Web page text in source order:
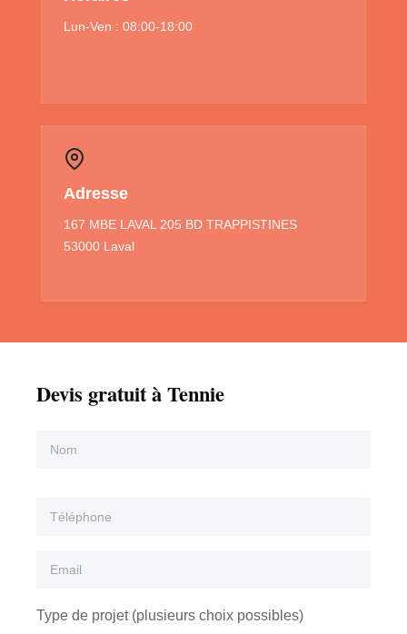
Lun-Ven : 08:00-18:00
Adresse
167 MBE LAVAL 205 BD TRAPPISTINES
53000 Laval
Devis gratuit à Tennie
Type de projet (plusieurs choix possibles)